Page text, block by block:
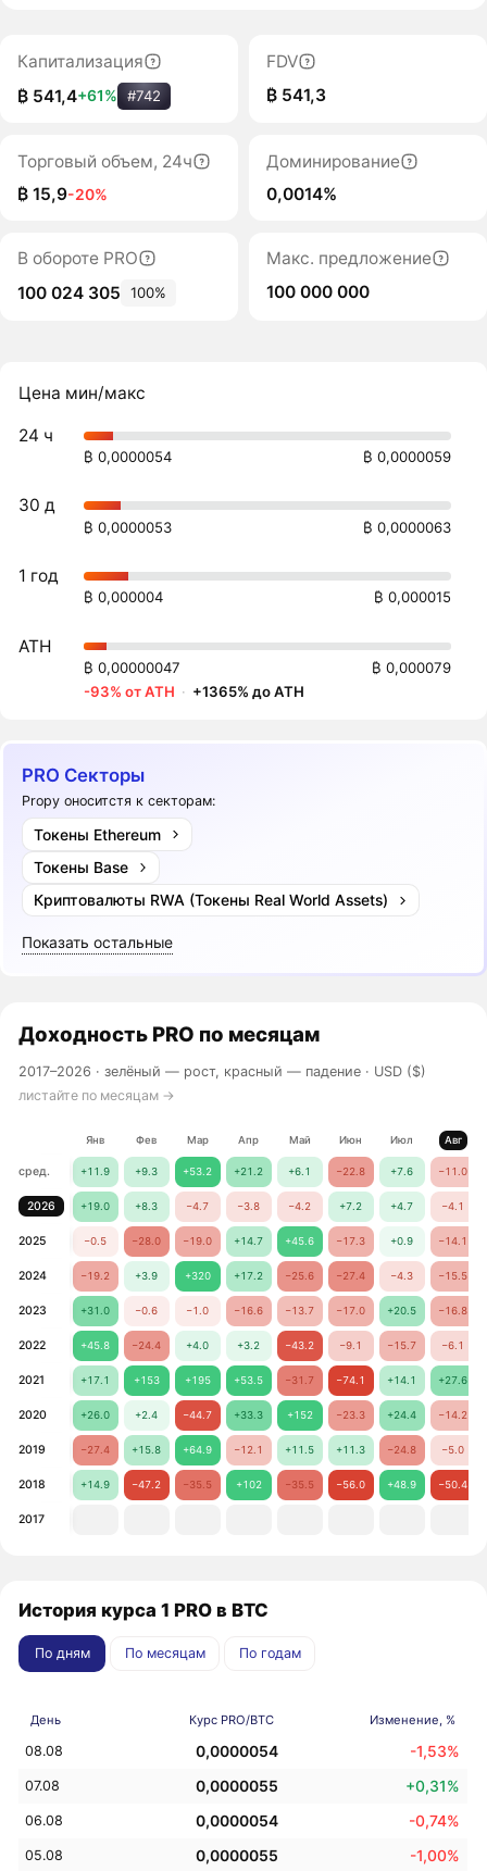
Капитализация
₿ 541,4+61% #742
FDV
₿ 541,3
Торговый объем, 24ч
₿ 15,9-20%
Доминирование
0,0014%
В обороте PRO
100 024 305
100%
Макс. предложение
100 000 000
Цена мин/макс
24 ч
₿ 0,0000054 ₿ 0,0000059
30 д
₿ 0,0000053 ₿ 0,0000063
1 год
₿ 0,000004 ₿ 0,000015
ATH
₿ 0,00000047
₿ 0,000079
-93% от ATH · +1365% до ATH
PRO Секторы
Propy оноситстя к секторам:
Токены Ethereum
Токены Base
Криптовалюты RWA (Токены Real World Assets)
Показать остальные
Доходность PRO по месяцам
2017–2026 ·зелёный — рост, красный — падение · USD ($)
листайте по месяцам →
Янв Фев Мар Апр Май Июн Июл Авг
сред. +11.9 +9.3 +53.2 +21.2 +6.1 −22.8 +7.6 −11.0
2026 +19.0 +8.3 −4.7 −3.8 −4.2 +7.2 +4.7 −4.1
2025 −0.5 −28.0 −19.0 +14.7 +45.6 −17.3 +0.9 −14.1
2024 −19.2 +3.9 +320 +17.2 −25.6 −27.4 −4.3 −15.5
2023 +31.0 −0.6 −1.0 −16.6 −13.7 −17.0 +20.5 −16.8
2022 +45.8 −24.4 +4.0 +3.2 −43.2 −9.1 −15.7 −6.1
2021 +17.1 +153 +195 +53.5 −31.7 −74.1 +14.1 +27.6
2020 +26.0 +2.4 −44.7 +33.3 +152 −23.3 +24.4 −14.2
2019 −27.4 +15.8 +64.9 −12.1 +11.5 +11.3 −24.8 −5.0
2018 +14.9 −47.2 −35.5 +102 −35.5 −56.0 +48.9 −50.4
2017
История курса 1 PRO в BTC
По дням По месяцам По годам
День Курс PRO/BTC Изменение, %
08.08 0,0000054 -1,53%
07.08 0,0000055 +0,31%
06.08 0,0000054 -0,74%
05.08 0,0000055 -1,00%